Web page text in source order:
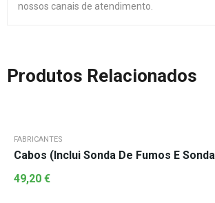
nossos canais de atendimento.
Produtos Relacionados
FABRICANTES
Cabos (Inclui Sonda De Fumos E
49,20 €